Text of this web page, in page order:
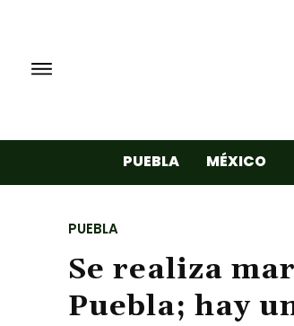
PUEBLA MÉXICO
PUEBLA
Se realiza
Puebla; hay